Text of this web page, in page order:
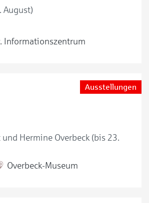
August)
Informationszentrum
Ausstellungen
Hermine Overbeck (bis 23.
Overbeck-Museum